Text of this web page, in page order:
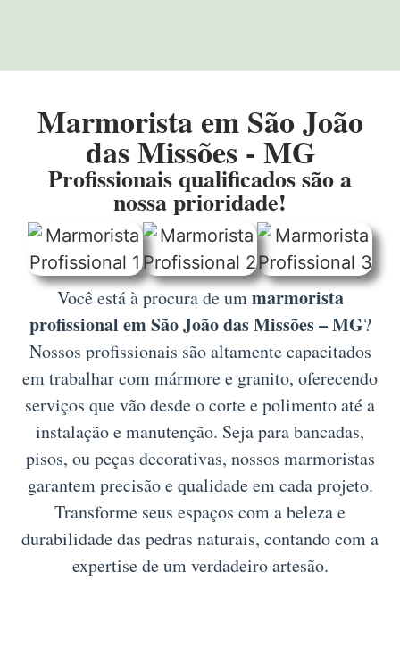
Marmorista em São João
das Missões - MG
Profissionais qualificados são a
nossa prioridade!
Você está à procura de ummarmorista
profissional em São João das Missões – MG?
Nossos profissionais são altamente capacitados
em trabalhar com mármore e granito, oferecendo
serviços que vão desde o corte e polimento até a
instalação e manutenção. Seja para bancadas,
pisos, ou peças decorativas, nossos marmoristas
garantem precisão e qualidade em cada projeto.
Transforme seus espaços com a beleza e
durabilidade das pedras naturais, contando com a
expertise de um verdadeiro artesão.